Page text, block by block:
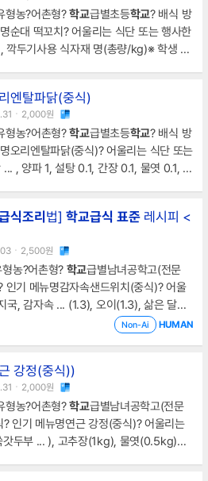
근과 고구마는 손가락 길이로 썬다.3. 피
.4. 1, 2
형농?어촌형?학교급별초등학교? 배식 방
순대 떡꼬치? 어울리는 식단 또는 행사한
깍두기사용 식자재 명(총량/kg)※ 학생 10
한 대로 사용한다.3. 산적에 떡, 순대, 떡,
기름을 발라 오븐에 한 번 굽는다.5. 고
배식한다.나만의 요리법 또는
엔탈파닭(중식)
ㆍ2,000원
형농?어촌형?학교급별초등학교? 배식 방
오리엔탈파닭(중식)? 어울리는 식단 또는
, 양파 1, 설탕 0.1, 간장 0.1, 물엿 0.1, 소
을 맞추어 끓인다.-분쇄한 땅콩을 섞는다.
, 소스를 넣고 버무린다.나만의 요리법 또
식조리 법] 학교급식 표준 레시피 <
ㆍ2,500원
형농?어촌형? 학교급별남녀공학고(전문
인기 메뉴명감자속샌드위치(중식)? 어울
국, 감자속 ... (1.3), 오이(1.3), 삶은 달걀
방법1. 감자는 껍질을 벗
Non-Ai HUMAN
강정(중식))
ㆍ2,000원
형농?어촌형?학교급별남녀공학고(전문
인기 메뉴명연근 강정(중식)? 어울리는
갓두부 ... ), 고추장(1kg), 물엿(0.5kg)조